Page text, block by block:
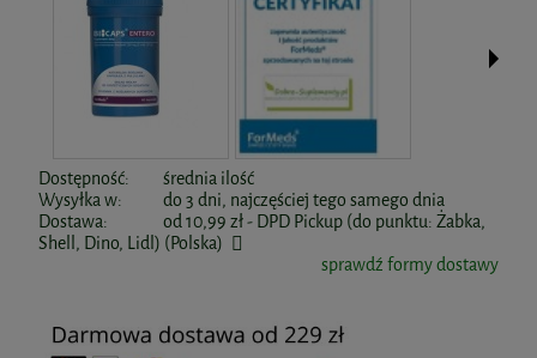
Dostępność:
średnia ilość
Wysyłka w:
do 3 dni, najczęściej tego samego dnia
Dostawa:
od 10,99 zł- DPD Pickup (do punktu: Żabka,
Shell, Dino, Lidl) (Polska)
sprawdź formy dostawy